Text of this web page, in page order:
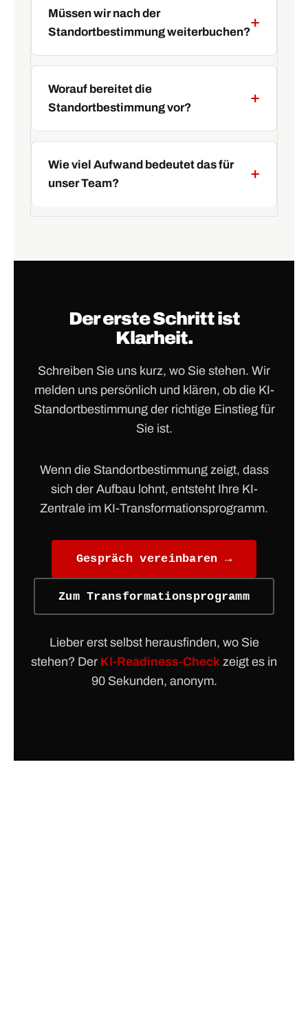
Müssen wir nach der
Standortbestimmung weiterbuchen?
Worauf bereitet die
Standortbestimmung vor?
Wie viel Aufwand bedeutet das für
unser Team?
Der erste Schritt ist
Klarheit.
Schreiben Sie uns kurz, wo Sie stehen. Wir
melden uns persönlich und klären, ob die KI-
Standortbestimmung der richtige Einstieg für
Sie ist.
Wenn die Standortbestimmung zeigt, dass
sich der Aufbau lohnt, entsteht Ihre KI-
Zentrale im KI-Transformationsprogramm.
Gespräch vereinbaren →
Zum Transformationsprogramm
Lieber erst selbst herausfinden, wo Sie
stehen? Der KI-Readiness-Check zeigt es in
90 Sekunden, anonym.